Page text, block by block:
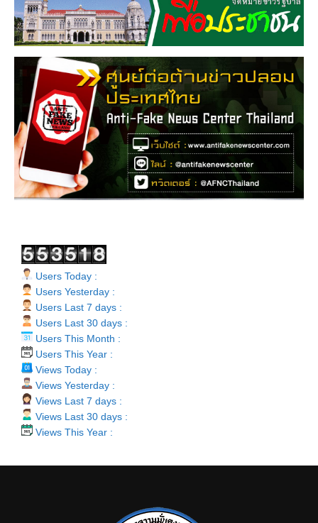
Users Today :
Users Yesterday :
Users Last 7 days :
Users Last 30 days :
Users This Month :
Users This Year :
Views Today :
Views Yesterday :
Views Last 7 days :
Views Last 30 days :
Views This Year :